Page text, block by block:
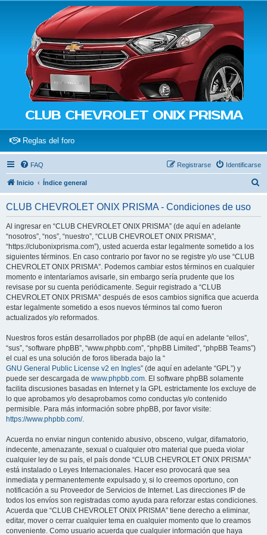
CLUB CHEVROLET ONIX PRISMA
Reglas del foro(Opens a new tab)
FAQ Identificarse
Registrarse
Inicio Índice general
CLUB CHEVROLET ONIX PRISMA - Condiciones de uso
Al ingresar en “CLUB CHEVROLET ONIX PRISMA” (de aquí en adelante
“nosotros”, “nos”, “nuestro”, “CLUB CHEVROLET ONIX PRISMA”,
“https://clubonixprisma.com”), usted acuerda estar legalmente sometido a los
siguientes términos. En caso contrario por favor no se registre y/o use “CLUB
CHEVROLET ONIX PRISMA”. Podemos cambiar estos términos en cualquier
momento e intentaríamos avisarle, sin embargo sería prudente que los
revisase por su cuenta periódicamente. Seguir registrado a “CLUB
CHEVROLET ONIX PRISMA” después de esos cambios significa que acuerda
estar legalmente sometido a esos nuevos términos tal como fueron
actualizados y/o reformados.
Nuestros foros están desarrollados por phpBB (de aquí en adelante “ellos”,
“sus”, “software phpBB”, “www.phpbb.com”, “phpBB Limited”, “phpBB Teams”)
el cual es una solución de foros liberada bajo la “
GNU General Public License v2 en Ingles” (de aquí en adelante “GPL”) y
puede ser descargada de www.phpbb.com. El software phpBB solamente
facilita discusiones basadas en Internet y la GPL estrictamente los excluye de
lo que aprobamos y/o desaprobamos como conductas y/o contenido
permisible. Para más información sobre phpBB, por favor visite:
https://www.phpbb.com/.
Acuerda no enviar ningun contenido abusivo, obsceno, vulgar, difamatorio,
indecente, amenazante, sexual o cualquier otro material que pueda violar
cualquier ley de su país, el país donde “CLUB CHEVROLET ONIX PRISMA”
está instalado o Leyes Internacionales. Hacer eso provocará que sea
inmediata y permanentemente expulsado y, si lo creemos oportuno, con
notificación a su Proveedor de Servicios de Internet. Las direcciones IP de
todos los envíos son registradas como ayuda para reforzar estas condiciones.
Acuerda que “CLUB CHEVROLET ONIX PRISMA” tiene derecho a eliminar,
editar, mover o cerrar cualquier tema en cualquier momento que lo creamos
conveniente. Como usuario acuerda que cualquier información que haya